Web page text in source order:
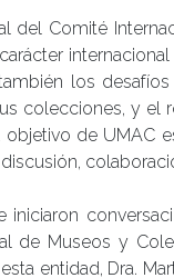
del Comité
los
colecciones, y
objetivo de UMAC
iniciaron
de Museos y
entidad, Dra.